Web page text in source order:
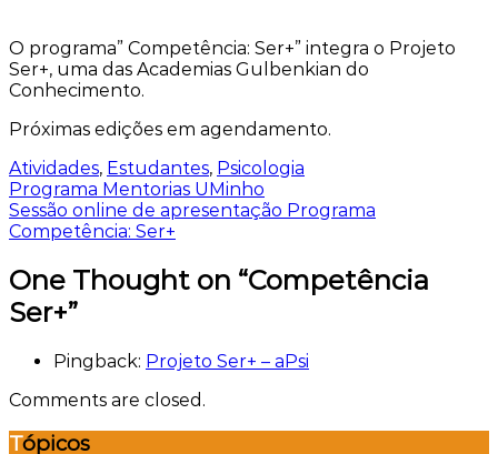
O programa” Competência: Ser+” integra o Projeto
Ser+, uma das Academias Gulbenkian do
Conhecimento.
Próximas edições em agendamento.
Atividades, Estudantes, Psicologia
Navegação
de
Programa Mentorias UMinho
Sessão online de apresentação Programa
Competência: Ser+
One Thought on “Competência
Ser+”
Pingback: Projeto Ser+ – aPsi
Comments are closed.
Tópicos